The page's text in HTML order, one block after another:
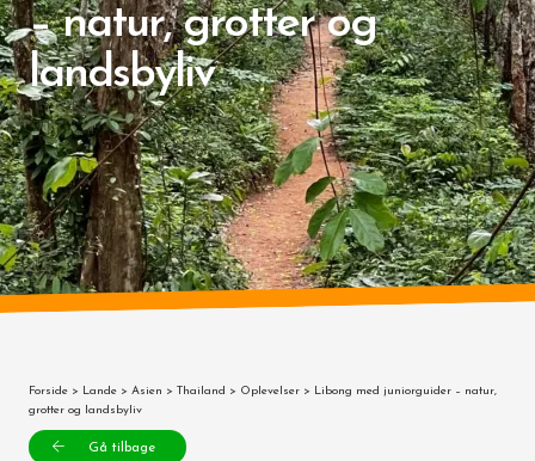
– natur, grotter og
landsbyliv
Forside > Lande > Asien > Thailand > Oplevelser > Libong med juniorguider – natur,
grotter og landsbyliv
Gå tilbage